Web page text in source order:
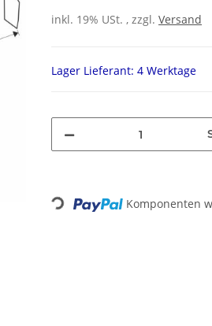
inkl. 19% USt. , zzgl. Versand
Lager Lieferant: 4 Werktage
Loading... Komponenten